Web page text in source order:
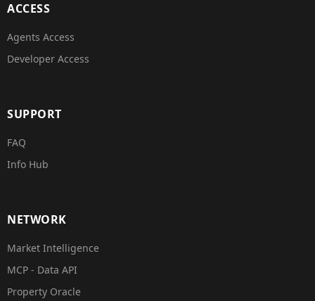
ACCESS
Agents Access
Developer Access
SUPPORT
FAQ
Info Hub
NETWORK
Market Intelligence
MCP - Data API
Property Oracle